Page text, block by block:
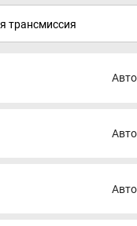
поддержкой
система
и